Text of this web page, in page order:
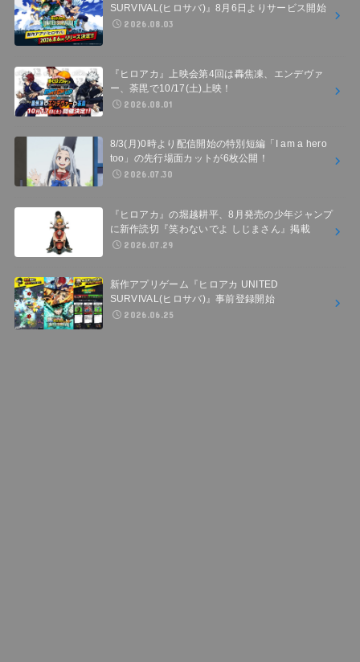
SURVIVAL(ヒロサバ)』8月6日よりサービス開始
2026.08.03
『ヒロアカ』上映会第4回は轟焦凍、エンデヴァ
ー、荼毘で10/17(土)上映！
2026.08.01
8/3(月)0時より配信開始の特別短編「I am a hero
too」の先行場面カットが6枚公開！
2026.07.30
『ヒロアカ』の堀越耕平、8月発売の少年ジャンプ
に新作読切『笑わないでよ しじまさん』掲載
2026.07.29
新作アプリゲーム『ヒロアカ UNITED
SURVIVAL(ヒロサバ)』事前登録開始
2026.06.25